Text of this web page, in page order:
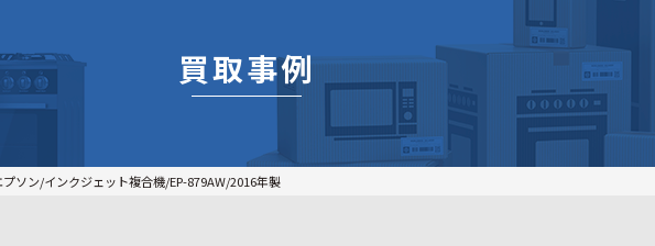
買取事例
ソン/インクジェット複合機/EP-879AW/2016年製